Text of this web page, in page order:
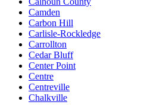
Camden
Carbon Hill
Carlisle-Rockledge
Carrollton
Cedar Bluff
Center Point
Centre
Centreville
Chalkville